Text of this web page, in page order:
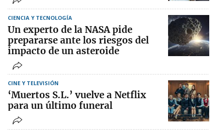
CIENCIA Y TECNOLOGÍA
Un experto de la NASA pide
prepararse ante los riesgos del
impacto de un asteroide
CINE Y TELEVISIÓN
‘Muertos S.L.’ vuelve a Netflix
para un último funeral